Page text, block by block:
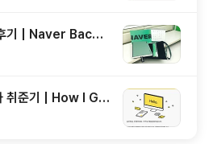
기 | Naver Backe
취준기 | How I Go
Kakao Without